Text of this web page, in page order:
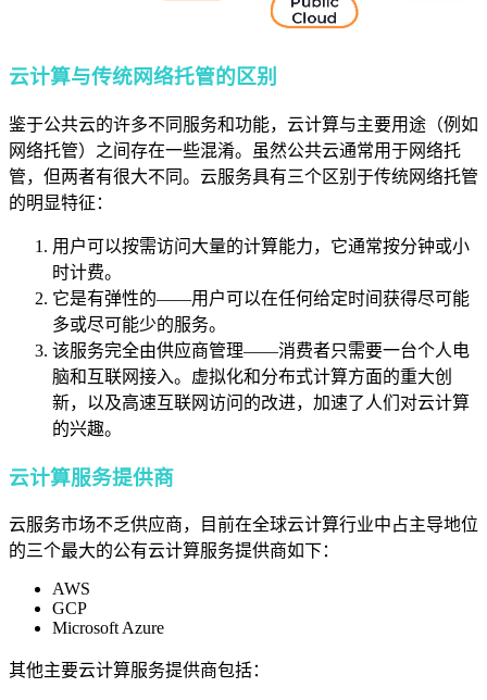
云计算与传统网络托管的区别
鉴于公共云的许多不同服务和功能，云计算与主要用途（例如
网络托管）之间存在一些混淆。虽然公共云通常用于网络托
管，但两者有很大不同。云服务具有三个区别于传统网络托管
的明显特征：
用户可以按需访问大量的计算能力，它通常按分钟或小
时计费。
它是有弹性的——用户可以在任何给定时间获得尽可能
多或尽可能少的服务。
该服务完全由供应商管理——消费者只需要一台个人电
脑和互联网接入。虚拟化和分布式计算方面的重大创
新，以及高速互联网访问的改进，加速了人们对云计算
的兴趣。
云计算服务提供商
云服务市场不乏供应商，目前在全球云计算行业中占主导地位
的三个最大的公有云计算服务提供商如下：
AWS
GCP
Microsoft Azure
其他主要云计算服务提供商包括：